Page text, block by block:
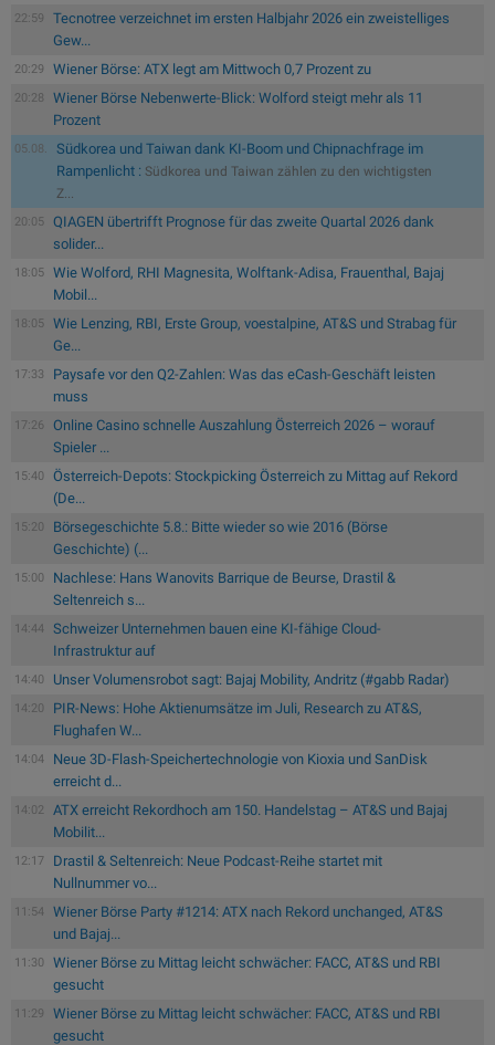
22:59
Tecnotree verzeichnet im ersten Halbjahr 2026 ein zweistelliges
Gew...
20:29 Wiener Börse: ATX legt am Mittwoch 0,7 Prozent zu
20:28
Wiener Börse Nebenwerte-Blick: Wolford steigt mehr als 11
Prozent
05.08.
Südkorea und Taiwan dank KI-Boom und Chipnachfrage im
Rampenlicht : Südkorea und Taiwan zählen zu den wichtigsten
Z...
20:05
QIAGEN übertrifft Prognose für das zweite Quartal 2026 dank
solider...
18:05
Wie Wolford, RHI Magnesita, Wolftank-Adisa, Frauenthal, Bajaj
Mobil...
18:05
Wie Lenzing, RBI, Erste Group, voestalpine, AT&S und Strabag für
Ge...
17:33
Paysafe vor den Q2-Zahlen: Was das eCash-Geschäft leisten
muss
17:26
Online Casino schnelle Auszahlung Österreich 2026 – worauf
Spieler ...
15:40
Österreich-Depots: Stockpicking Österreich zu Mittag auf Rekord
(De...
15:20
Börsegeschichte 5.8.: Bitte wieder so wie 2016 (Börse
Geschichte) (...
15:00
Nachlese: Hans Wanovits Barrique de Beurse, Drastil &
Seltenreich s...
14:44
Schweizer Unternehmen bauen eine KI-fähige Cloud-
Infrastruktur auf
14:40 Unser Volumensrobot sagt: Bajaj Mobility, Andritz (#gabb Radar)
14:20
PIR-News: Hohe Aktienumsätze im Juli, Research zu AT&S,
Flughafen W...
14:04
Neue 3D-Flash-Speichertechnologie von Kioxia und SanDisk
erreicht d...
14:02
ATX erreicht Rekordhoch am 150. Handelstag – AT&S und Bajaj
Mobilit...
12:17
Drastil & Seltenreich: Neue Podcast-Reihe startet mit
Nullnummer vo...
11:54
Wiener Börse Party #1214: ATX nach Rekord unchanged, AT&S
und Bajaj...
11:30
Wiener Börse zu Mittag leicht schwächer: FACC, AT&S und RBI
gesucht
11:29
Wiener Börse zu Mittag leicht schwächer: FACC, AT&S und RBI
gesucht